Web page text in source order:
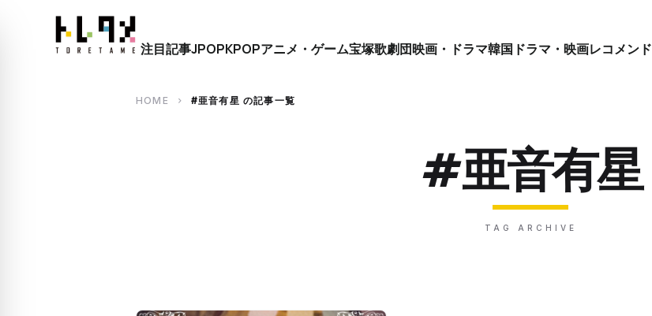
close
注目記事JPOPKPOPアニメ・ゲーム宝塚歌劇団映画・ドラマ韓国ドラマ・映画レコメンド
HOME chevron_right #亜音有星 の記事一覧
#亜音有星
TAG ARCHIVE